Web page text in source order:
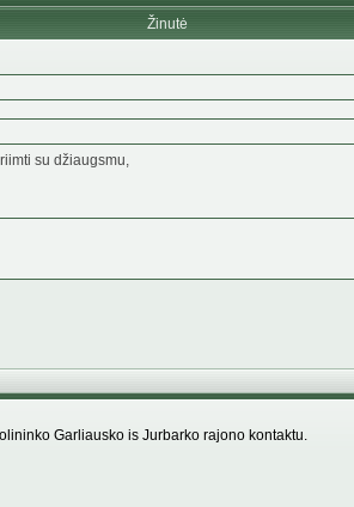
Žinutė
su džiaugsmu,
Garliausko is Jurbarko rajono kontaktu.